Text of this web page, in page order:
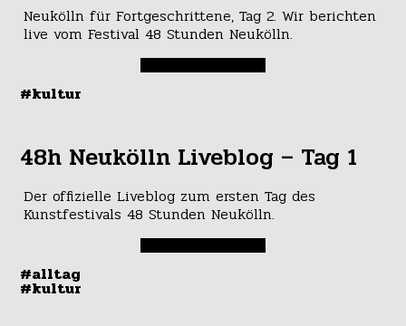
Neukölln für Fortgeschrittene, Tag 2. Wir berichten
live vom Festival 48 Stunden Neukölln.
#kultur
48h Neukölln Liveblog – Tag 1
Der offizielle Liveblog zum ersten Tag des
Kunstfestivals 48 Stunden Neukölln.
#alltag
#kultur